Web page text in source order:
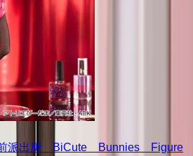
前派出所 BiCute Bunnies Figure